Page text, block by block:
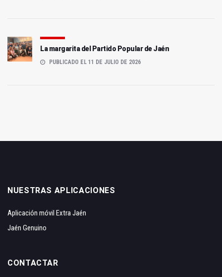
La margarita del Partido Popular de Jaén
PUBLICADO EL 11 DE JULIO DE 2026
NUESTRAS APLICACIONES
Aplicación móvil Extra Jaén
Jaén Genuino
CONTACTAR